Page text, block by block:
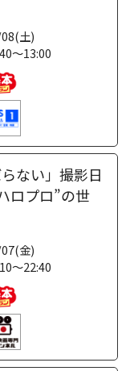
土)
～13:00
ない」撮影日
ロプロ”の世
金)
～22:40